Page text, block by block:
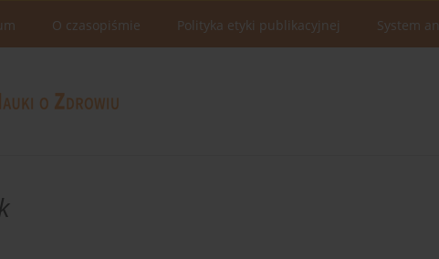
O czasopiśmie Polityka etyki publikacyjnej System